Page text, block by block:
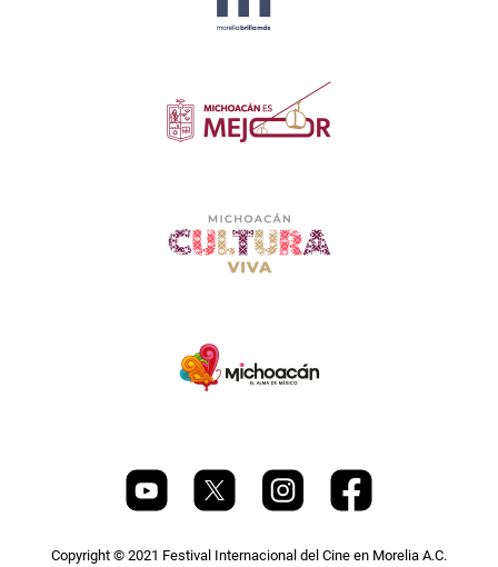
Copyright © 2021 Festival Internacional del Cine en Morelia A.C.